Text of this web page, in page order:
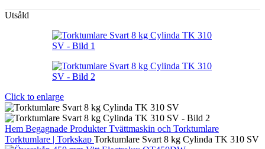
Utsåld
Click to enlarge
Hem Begagnade ProdukterTvättmaskin och Torktumlare
Torktumlare | Torkskap Torktumlare Svart 8 kg Cylinda TK 310 SV